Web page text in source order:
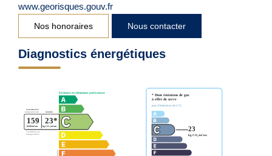
www.georisques.gouv.fr
Nos honoraires Nous contacter
Diagnostics énergétiques